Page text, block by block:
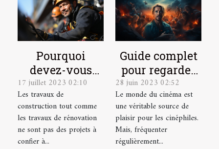
Pourquoi
devez-vous
faire appel à
des cordistes
pour vos
travaux en
hauteur ?
17 juillet 2023 02:10
Les travaux de
construction tout comme
les travaux de rénovation
ne sont pas des projets à
confier à...
Guide complet
pour regarder
des films
gratuitement
en ligne
28 juin 2023 02:52
Le monde du cinéma est
une véritable source de
plaisir pour les cinéphiles.
Mais, fréquenter
régulièrement...